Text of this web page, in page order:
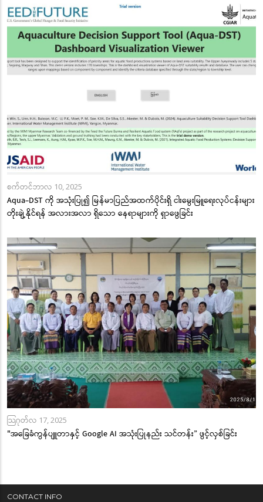
စက်တင်ဘာလ 10, 2025
Aqua-DST ကို အသုံးပြု၍ မြန်မာပြည်အထက်ပိုင်းရှိ ငါးမွေးမြူရေးလုပ်ငန်းများ
တိုးချဲ့နိုင်ရန် အလားအလာ ရှိသော နေရာများကို ရှာဖွေခြင်း
သြဂုတ်လ 17, 2025
"အခြေခံကွန်ပျူတာနှင့် Google AI အသုံးပြုနည်း သင်တန်း” ဖွင့်လှစ်ခြင်း
CONTACT INFO